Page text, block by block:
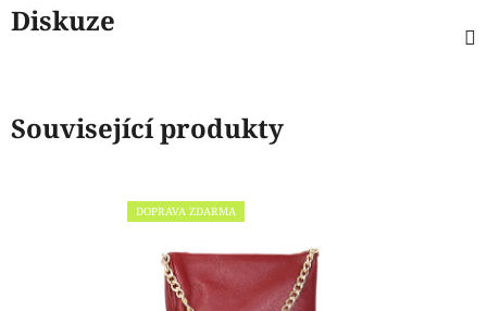
Diskuze
Související produkty
DOPRAVA ZDARMA